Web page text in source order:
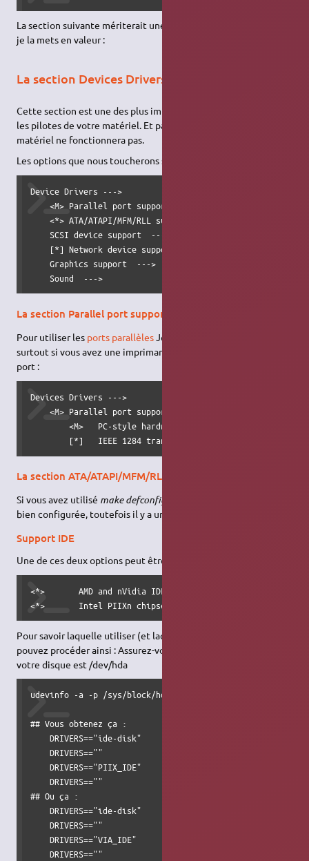
La section suivante mériterait une page entière, c'est pourquoi
je la mets en valeur :
La section Devices Drivers
Cette section est une des plus importantes. C'est elle qui gère
les pilotes de votre matériel. Et pas de pilote implique que le
matériel ne fonctionnera pas.
Les options que nous toucherons seront celles-ci :
Device Drivers --->
    <M> Parallel port support  --->
    <*> ATA/ATAPI/MFM/RLL support  --->
    SCSI device support  --->
    [*] Network device support  --->
    Graphics support  --->
    Sound  --->
La section Parallel port support
Pour utiliser les ports parallèlesJe vous conseille cette option,
surtout si vous avez une imprimante qui se branche sur un tel
port :
Devices Drivers --->
    <M> Parallel port support  --->
        <M>   PC-style hardware
        [*]   IEEE 1284 transfer modes
La section ATA/ATAPI/MFM/RLL support
Si vous avez utilisé make defconfig
bien configurée, toutefois il y a une optimisation à faire :
Support IDE
Une de ces deux options peut être désactivée.
<*>       AMD and nVidia IDE support
<*>       Intel PIIXn chipsets support
Pour savoir laquelle utiliser (et laquelle ne pas utiliser), vous
pouvez procéder ainsi : Assurez-vous d'avoir installé udev. Si
votre disque est /dev/hda
udevinfo -a -p /sys/block/hda | grep -i DRIVERS
## Vous obtenez ça :
    DRIVERS=="ide-disk"
    DRIVERS==""
    DRIVERS=="PIIX_IDE"
    DRIVERS==""
## Ou ça :
    DRIVERS=="ide-disk"
    DRIVERS==""
    DRIVERS=="VIA_IDE"
    DRIVERS==""